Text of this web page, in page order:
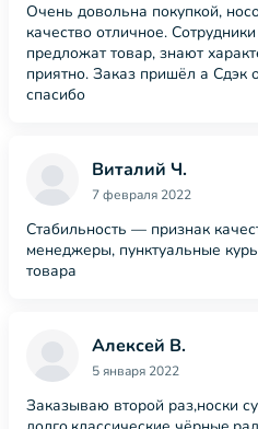
Очень довольна покупкой,
качество отличное.
предложат товар, знают
приятно. Заказ пришёл а Сдэк
спасибо
Виталий Ч.
7 февраля 2022
Стабильность — признак
менеджеры, пунктуальные
товара
Алексей В.
5 января 2022
Заказываю второй раз,носки